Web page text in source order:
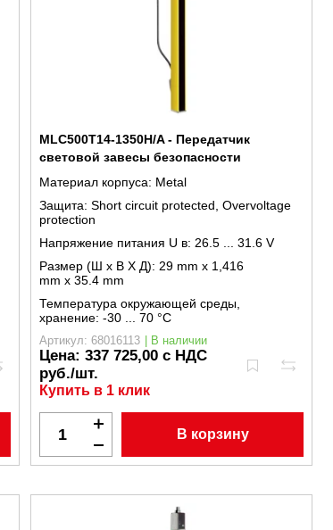
MLC500T14-1350H/A - Передатчик
световой завесы безопасности
Материал корпуса: Metal
Защита:Short circuit protected, Overvoltage
protection
Напряжение питания U в:26.5 ... 31.6 V
Размер (Ш x В X Д):29 mm x 1,416
mm x 35.4 mm
Температура окружающей среды,
хранение:-30 ... 70 °C
Артикул: 68016113 | В наличии
Цена: 337 725,00 с НДС
руб./шт.
Купить в 1 клик
В корзину